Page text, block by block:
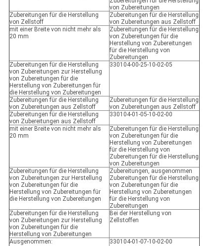
von Zubereitungen
Zubereitungen für die Herstellung
von Zellstoff
Zubereitungen für die Herstellung
von Zubereitungen aus Zellstoff
mit einer Breite von nicht mehr als
20 mm
Zubereitungen für die Herstellung
von Zubereitungen für die
Herstellung von Zubereitungen
für die Herstellung von
Zubereitungen
Zubereitungen für die Herstellung
von Zubereitungen zur Herstellung
von Zubereitungen für die
Herstellung von Zubereitungen für
die Herstellung von Zubereitungen
330104-00-25-10-02-05
Zubereitungen für die Herstellung
von Zubereitungen aus Zellstoff
Zubereitungen für die Herstellung
von Zubereitungen aus Zellstoff
Zubereitungen für die Herstellung
von Zubereitungen aus Zellstoff
330104-01-05-10-02-00
mit einer Breite von nicht mehr als
20 mm
Zubereitungen für die Herstellung
von Zubereitungen für die
Herstellung von Zubereitungen
für die Herstellung von
Zubereitungen für die Herstellung
von Zubereitungen
Zubereitungen für die Herstellung
von Zubereitungen zur Herstellung
von Zubereitungen für die
Herstellung von Zubereitungen für
die Herstellung von Zubereitungen
Zubereitungen, ausgenommen
Zubereitungen für die Herstellung
von Zubereitungen für die
Herstellung von Zubereitungen
für die Herstellung von
Zubereitungen
Zubereitungen für die Herstellung
von Zubereitungen zur Herstellung
von Zubereitungen für die
Herstellung von Zubereitungen
Bei der Herstellung von
Zellstoffen
Ausgenommen:
330104-01-07-10-02-00